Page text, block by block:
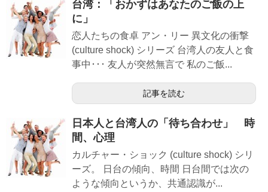
台湾：「おかずはあなたのご飯の上
に」
恋人たちの食卓 アン・リー 異文化の衝撃
(culture shock) シリーズ 台湾人の友人と食
事中･･･ 友人が突然無言で 私のご飯...
記事を読む
日本人と台湾人の「待ち合わせ」 時
間、心理
カルチャー・ショック (culture shock) シリ
ーズ。 日台の傾向、時間 日台間では次の
ような傾向というか、共通認識が...